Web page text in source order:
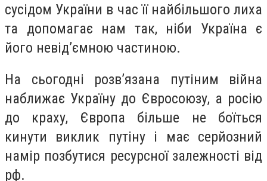
сусідом України в час її найбільшого лиха
та допомагає нам так, ніби Україна є
його невід’ємною частиною.
На сьогодні розв’язана путіним війна
наближає Україну до Євросоюзу, а росію
до краху, Європа більше не боїться
кинути виклик путіну і має серйозний
намір позбутися ресурсної залежності від
рф.